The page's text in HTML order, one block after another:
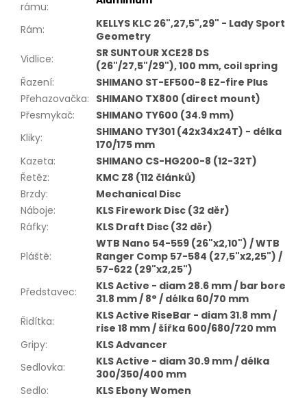
rámu:
Rám:
KELLYS KLC 26",27,5",29" - Lady Sport
Geometry
Vidlice:
SR SUNTOUR XCE28 DS
(26"/27,5"/29"), 100 mm, coil spring
Řazení:
SHIMANO ST-EF500-8 EZ-fire Plus
Přehazovačka: SHIMANO TX800 (direct mount)
Přesmykač:
SHIMANO TY600 (34.9 mm)
Kliky:
SHIMANO TY301 (42x34x24T) - délka
170/175 mm
Kazeta:
SHIMANO CS-HG200-8 (12-32T)
Řetěz:
KMC Z8 (112 článků)
Brzdy:
Mechanical Disc
Náboje:
KLS Firework Disc (32 děr)
Ráfky: KLS Draft Disc (32 děr)
Pláště:
WTB Nano 54-559 (26"x2,10") / WTB
Ranger Comp 57-584 (27,5"x2,25") /
57-622 (29"x2,25")
Představec:
KLS Active - diam 28.6 mm / bar bore
31.8 mm / 8° / délka 60/70 mm
Řidítka:
KLS Active RiseBar - diam 31.8 mm /
rise 18 mm / šířka 600/680/720 mm
Gripy:
KLS Advancer
Sedlovka:
KLS Active - diam 30.9 mm / délka
300/350/400 mm
Sedlo: KLS Ebony Women